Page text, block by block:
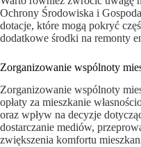
Ochrony Środowiska i
dotacje, które mogą pokryć
dodatkowe środki na remonty
Zorganizowanie wspólnoty
Zorganizowanie wspólnoty
opłaty za mieszkanie
oraz wpływ na decyzje
dostarczanie mediów,
zwiększenia komfortu